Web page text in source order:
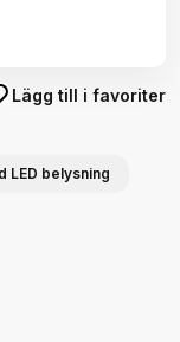
Lägg till i favoriter
LED belysning